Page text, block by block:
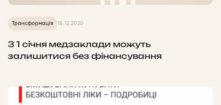
Трансформація 16.12.2020
З 1 січня медзаклади можуть
залишитися без фінансування